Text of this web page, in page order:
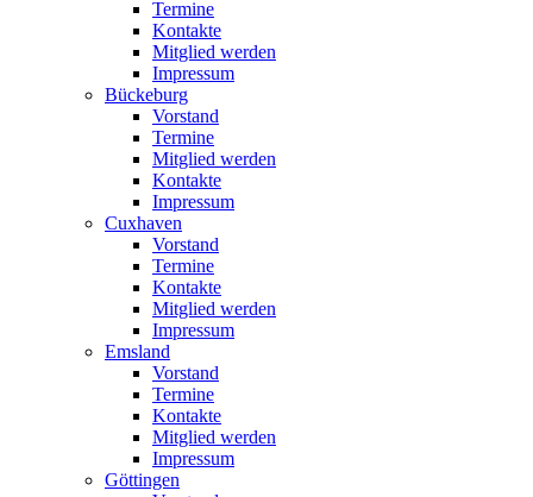
Termine
Kontakte
Mitglied werden
Impressum
Bückeburg
Vorstand
Termine
Mitglied werden
Kontakte
Impressum
Cuxhaven
Vorstand
Termine
Kontakte
Mitglied werden
Impressum
Emsland
Vorstand
Termine
Kontakte
Mitglied werden
Impressum
Göttingen